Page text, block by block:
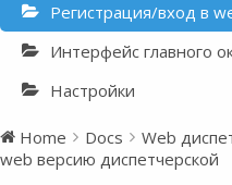
Регистрация/вход в
Интерфейс главного
Настройки
Home Docs Web
web версию диспетчерской